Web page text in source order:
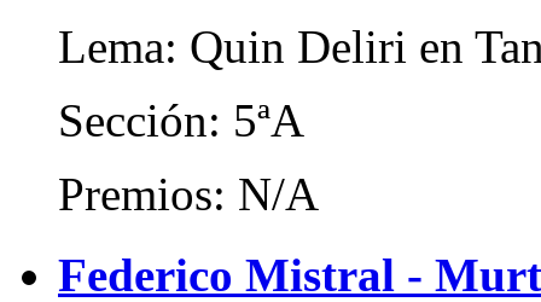
Lema: Quin Deliri en
Sección: 5ªA
Premios: N/A
Federico Mistral -